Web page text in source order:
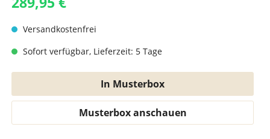
Versandkostenfrei
Sofort verfügbar, Lieferzeit: 5 Tage
In Musterbox
Musterbox anschauen